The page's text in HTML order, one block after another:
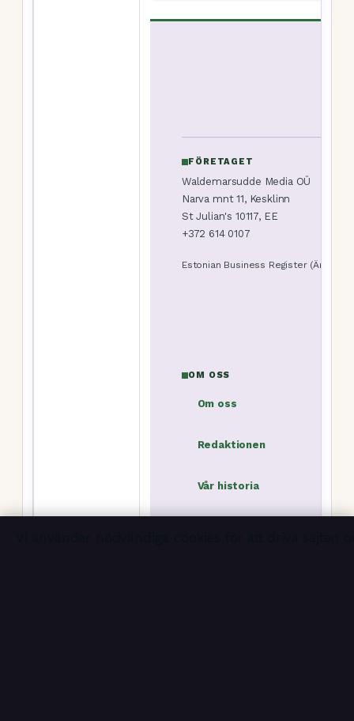
FÖRETAGET
Waldemarsudde Media OÜ
Narva mnt 11, Kesklinn
St Julian's 10117, EE
+372 614 0107
Estonian Business Register
OM OSS
Om oss
Redaktionen
Vår historia